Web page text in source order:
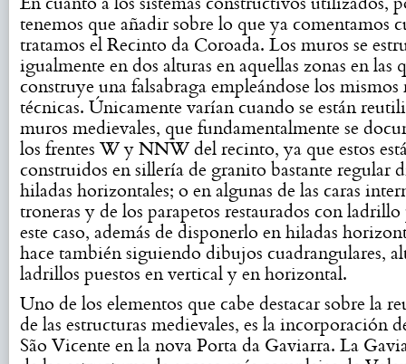
tenemos que añadir sobre lo que ya comentamos
tratamos el Recinto da Coroada. Los muros se
igualmente en dos alturas en aquellas zonas en las
construye una falsabraga empleándose los mismos
técnicas. Únicamente varían cuando se están
muros medievales, que fundamentalmente se
los frentes W y NNW del recinto, ya que estos
construidos en sillería de granito bastante regular
hiladas horizontales; o en algunas de las caras
troneras y de los parapetos restaurados con
este caso, además de disponerlo en hiladas
hace también siguiendo dibujos cuadrangulares,
ladrillos puestos en vertical y en horizontal.
Uno de los elementos que cabe destacar sobre la
de las estructuras medievales, es la incorporación
São Vicente en la nova Porta da Gaviarra. La